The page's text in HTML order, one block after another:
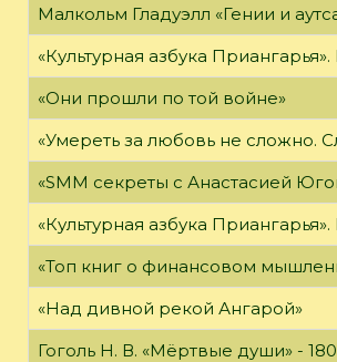
Малкольм Гладуэлл «Гении и
«Культурная азбука
«Они прошли по той войне»
«Умереть за любовь не сложно.
«SMM секреты с Анастасией
«Культурная азбука
«Топ книг о финансовом
«Над дивной рекой Ангарой»
Гоголь Н. В. «Мёртвые души» -